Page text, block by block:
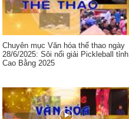
Chuyên mục Văn hóa thể thao ngày
28/6/2025: Sôi nổi giải Pickleball tỉnh
Cao Bằng 2025